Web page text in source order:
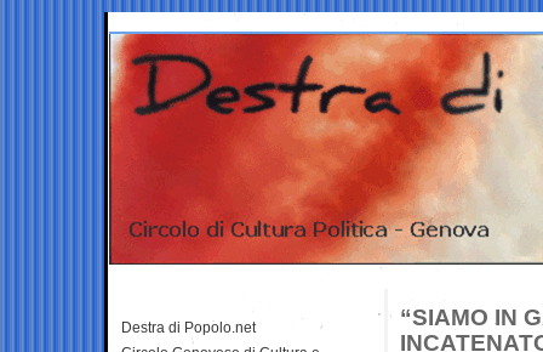
“SIAMO IN
Destra di Popolo.net